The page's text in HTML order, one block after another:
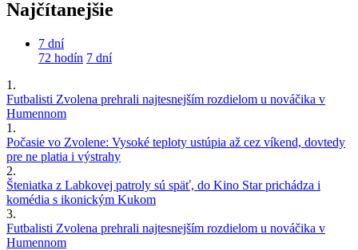
Najčítanejšie
7 dní
72 hodín 7 dní
1.
Futbalisti Zvolena prehrali najtesnejším rozdielom u nováčika v
Humennom
1.
Počasie vo Zvolene: Vysoké teploty ustúpia až cez víkend, dovtedy
pre ne platia i výstrahy
2.
Šteniatka z Labkovej patroly sú späť, do Kino Star prichádza i
komédia s ikonickým Kukom
3.
Futbalisti Zvolena prehrali najtesnejším rozdielom u nováčika v
Humennom